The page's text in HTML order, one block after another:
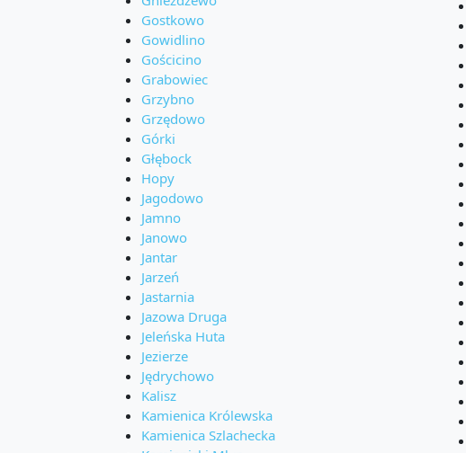
Gostkowo
Gowidlino
Gościcino
Grabowiec
Grzybno
Grzędowo
Górki
Głębock
Hopy
Jagodowo
Jamno
Janowo
Jantar
Jarzeń
Jastarnia
Jazowa Druga
Jeleńska Huta
Jezierze
Jędrychowo
Kalisz
Kamienica Królewska
Kamienica Szlachecka